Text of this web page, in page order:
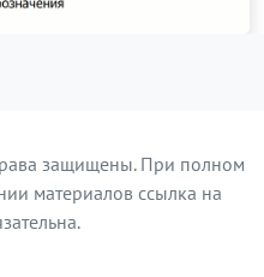
защищены. При полном
материалов ссылка на